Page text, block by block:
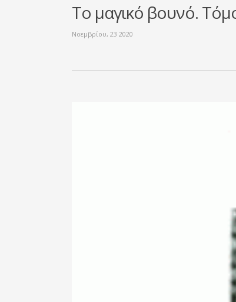
Το μαγικό βουνό.
Νοεμβρίου, 23 2020